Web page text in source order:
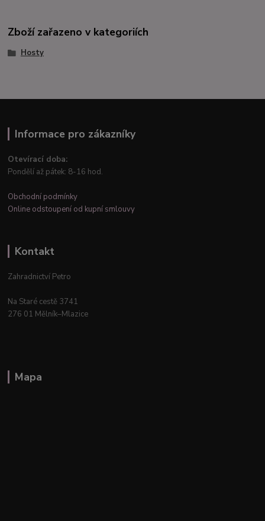
Zboží zařazeno v kategoriích
Hosty
Informace pro zákazníky
Otevírací doba:
Pondělí až pátek: 8-16 hod.
Obchodní podmínky
Online odstoupení od kupní smlouvy
Kontakt
Zahradnictví Petro
Na Staré cestě 3741
276 01 Mělník–Mlazice
Mapa